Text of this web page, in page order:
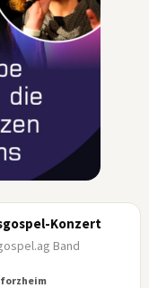
Konzert
Band